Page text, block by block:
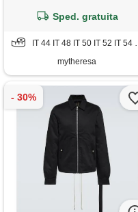
Sped. gratuita
IT 44 IT 48 IT 50 IT 52 IT 54 IT 56
mytheresa